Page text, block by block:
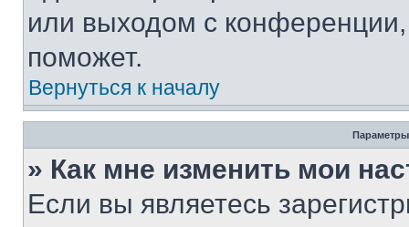
или выходом с
поможет.
Вернуться к началу
Параметры
» Как мне изменить мои
Если вы являетесь